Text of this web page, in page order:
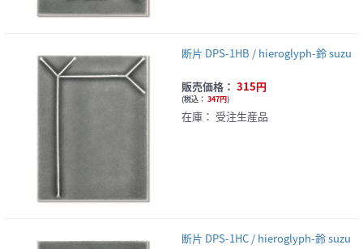
断片 DPS-1HB / hieroglyph-鈴 suzu
販売価格： 315円
(税込： 347円)
在庫： 受注生産品
断片 DPS-1HC / hieroglyph-鈴 suzu